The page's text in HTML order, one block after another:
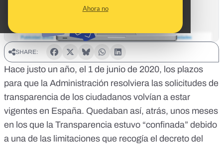
Ahora no
SHARE:
Hace justo un año, el 1 de junio de 2020, los plazos
para que la Administración resolviera las solicitudes de
transparencia de los ciudadanos volvían a estar
vigentes en España. Quedaban así, atrás, unos meses
en los que la Transparencia estuvo “confinada” debido
a una de las limitaciones que recogía el decreto del